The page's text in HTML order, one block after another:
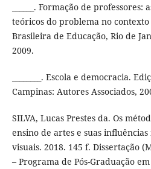
______. Formação de
teóricos do problema no
Brasileira de Educação, Rio de
2009.
________. Escola e democracia.
Campinas: Autores Associados,
SILVA, Lucas Prestes da. Os
ensino de artes e suas
visuais. 2018. 145 f. Dissertação
– Programa de Pós-Graduação